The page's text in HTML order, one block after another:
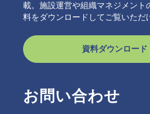
載。施設運営や組織マネジメント
料をダウンロードしてご覧いただ
資料ダウンロード
お問い合わせ